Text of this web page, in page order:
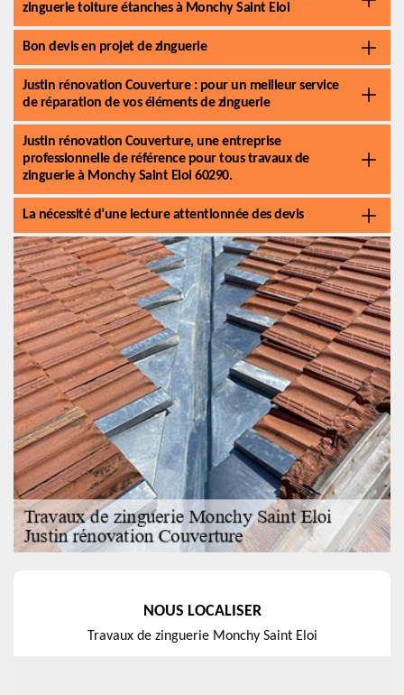
zinguerie toiture étanches à Monchy Saint Eloi
Bon devis en projet de zinguerie
Justin rénovation Couverture : pour un meilleur service
de réparation de vos éléments de zinguerie
Justin rénovation Couverture, une entreprise
professionnelle de référence pour tous travaux de
zinguerie à Monchy Saint Eloi 60290.
La nécessité d’une lecture attentionnée des devis
NOUS LOCALISER
Travaux de zinguerie Monchy Saint Eloi